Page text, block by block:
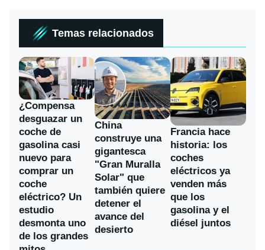
Temas relacionados
¿Compensa
desguazar un
coche de
gasolina casi
nuevo para
comprar un
coche
eléctrico? Un
estudio
desmonta uno
de los grandes
China
construye una
gigantesca
"Gran Muralla
Solar" que
también quiere
detener el
avance del
desierto
Francia hace
historia: los
coches
eléctricos ya
venden más
que los
gasolina y el
diésel juntos